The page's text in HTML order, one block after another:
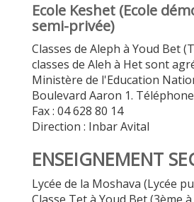
Ecole Keshet (Ecole
semi-privée)
Classes de Aleph à Youd Bet
classes de Aleh à Het sont
Ministère de l'Education
Boulevard Aaron 1. Téléphone
Fax : 04 628 80 14
Direction : Inbar Avital
ENSEIGNEMENT
Lycée de la Moshava (Lycée